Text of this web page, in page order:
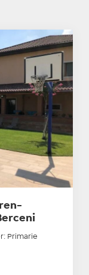
Primarie